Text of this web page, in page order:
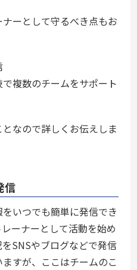
ーとして守るべき点もお
複数のチームをサポート
なので詳しくお伝えしま
信
いつでも簡単に発信でき
ーナーとして活動を始め
SNSやブログなどで発信
すが、ここはチームのこ